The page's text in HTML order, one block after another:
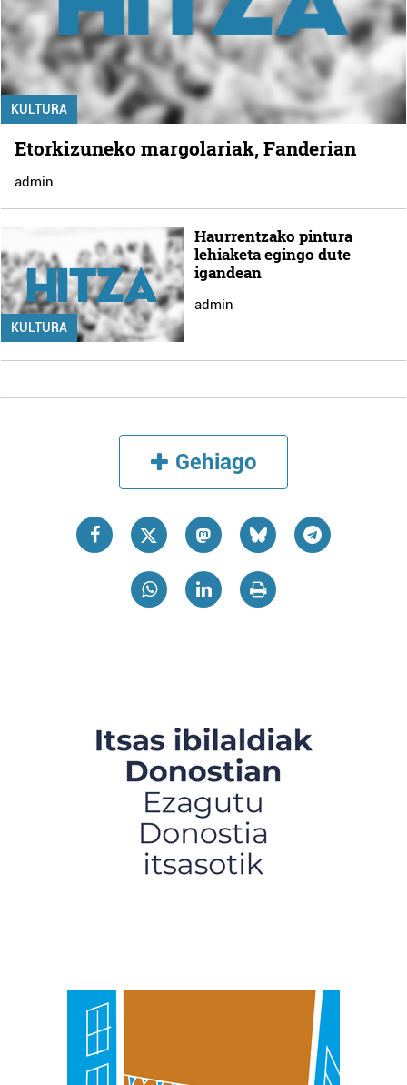
KULTURA
Etorkizuneko margolariak, Fanderian
admin
KULTURA
Haurrentzako pintura
lehiaketa egingo dute
igandean
admin
Gehiago